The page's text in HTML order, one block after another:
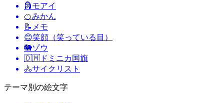
🗿モアイ
🍊みかん
📝 メモ
😊笑顔（笑っている目）
🐘ゾウ
🇩🇲 ドミニカ国旗
🚴サイクリスト
テーマ別の絵文字